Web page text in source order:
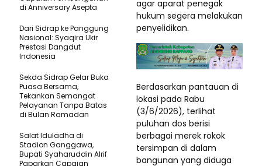
agar aparat penegak
hukum segera melakukan
penyelidikan.
Berdasarkan pantauan di
lokasi pada Rabu
(3/6/2026), terlihat
puluhan dos berisi
berbagai merek rokok
tersimpan di dalam
bangunan yang diduga
di Anniversary Asepta
Dari Sidrap ke Panggung
Nasional: Syaqira Ukir
Prestasi Dangdut
Indonesia
Sekda Sidrap Gelar Buka
Puasa Bersama,
Tekankan Semangat
Pelayanan Tanpa Batas
di Bulan Ramadan
Salat Iduladha di
Stadion Ganggawa,
Bupati Syaharuddin Alrif
Paparkan Capaian